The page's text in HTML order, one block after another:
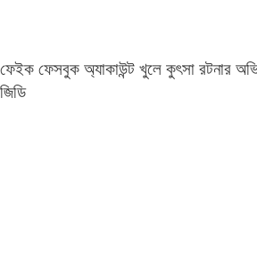
ফেইক ফেসবুক অ্যাকাউন্ট খুলে কুৎসা রটনার
জিডি